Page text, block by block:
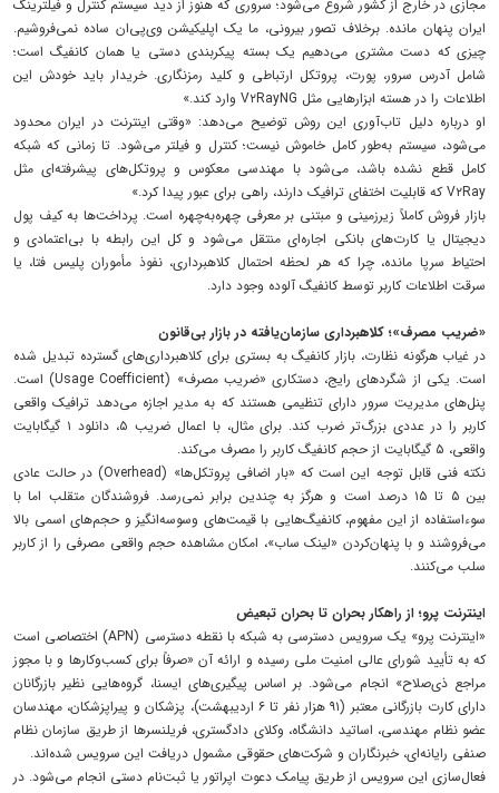
مجازی در خارج از کشور شروع می‌شود؛ سروری که هنوز از دید سیستم کنترل و فیلترینگ
ایران پنهان مانده. برخلاف تصور بیرونی، ما یک اپلیکیشن وی‌پی‌ان ساده نمی‌فروشیم.
چیزی که دست مشتری می‌دهیم یک بسته پیکربندی دستی یا همان کانفیگ است؛
شامل آدرس سرور، پورت، پروتکل ارتباطی و کلید رمزنگاری. خریدار باید خودش این
اطلاعات را در هسته ابزارهایی مثل V۲RayNG وارد کند.»
او درباره دلیل تاب‌آوری این روش توضیح می‌دهد: «وقتی اینترنت در ایران محدود
می‌شود، سیستم به‌طور کامل خاموش نیست؛ کنترل و فیلتر می‌شود. تا زمانی که شبکه
کامل قطع نشده باشد، می‌شود با مهندسی معکوس و پروتکل‌های پیشرفته‌ای مثل
V۲Ray که قابلیت اختفای ترافیک دارند، راهی برای عبور پیدا کرد.»
بازار فروش کاملاً زیرزمینی و مبتنی بر معرفی چهره‌به‌چهره است. پرداخت‌ها به کیف پول
دیجیتال یا کارت‌های بانکی اجاره‌ای منتقل می‌شود و کل این رابطه با بی‌اعتمادی و
احتیاط سرپا مانده، چرا که هر لحظه احتمال کلاهبرداری، نفوذ مأموران پلیس فتا، یا
سرقت اطلاعات کاربر توسط کانفیگ آلوده وجود دارد.
«ضریب مصرف»؛ کلاهبرداری سازمان‌یافته در بازار بی‌قانون
در غیاب هرگونه نظارت، بازار کانفیگ به بستری برای کلاهبرداری‌های گسترده تبدیل شده
است. یکی از شگردهای رایج، دستکاری «ضریب مصرف» (Usage Coefficient) است.
پنل‌های مدیریت سرور دارای تنظیمی هستند که به مدیر اجازه می‌دهد ترافیک واقعی
کاربر را در عددی بزرگ‌تر ضرب کند. برای مثال، با اعمال ضریب ۵، دانلود ۱ گیگابایت
واقعی، ۵ گیگابایت از حجم کانفیگ کاربر را مصرف می‌کند.
نکته فنی قابل توجه این است که «بار اضافی پروتکل‌ها» (Overhead) در حالت عادی
بین ۵ تا ۱۵ درصد است و هرگز به چندین برابر نمی‌رسد. فروشندگان متقلب اما با
سوءاستفاده از این مفهوم، کانفیگ‌هایی با قیمت‌های وسوسه‌انگیز و حجم‌های اسمی بالا
می‌فروشند و با پنهان‌کردن «لینک ساب»، امکان مشاهده حجم واقعی مصرفی را از کاربر
سلب می‌کنند.
اینترنت پرو؛ از راهکار بحران تا بحران تبعیض
«اینترنت پرو» یک سرویس دسترسی به شبکه با نقطه دسترسی (APN) اختصاصی است
که به تأیید شورای عالی امنیت ملی رسیده و ارائه آن «صرفاً برای کسب‌وکارها و با مجوز
مراجع ذی‌صلاح» انجام می‌شود. بر اساس پیگیری‌های ایسنا، گروه‌هایی نظیر بازرگانان
دارای کارت بازرگانی معتبر (۹۱ هزار نفر تا ۶ اردیبهشت)، پزشکان و پیراپزشکان، مهندسان
عضو نظام مهندسی، اساتید دانشگاه، وکلای دادگستری، فریلنسرها از طریق سازمان نظام
صنفی رایانه‌ای، خبرنگاران و شرکت‌های حقوقی مشمول دریافت این سرویس شده‌اند.
فعال‌سازی این سرویس از طریق پیامک دعوت اپراتور یا ثبت‌نام دستی انجام می‌شود. در